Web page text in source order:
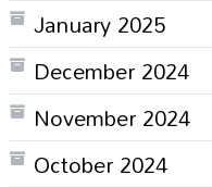
January 2025
December 2024
November 2024
October 2024